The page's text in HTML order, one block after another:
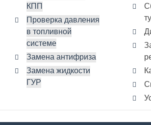
КПП
Проверка давления
в топливной
системе
Замена антифриза
Замена жидкости
ГУР